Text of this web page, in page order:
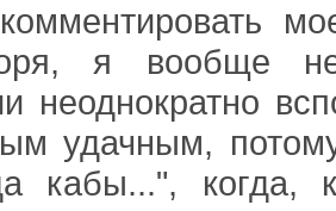
я вообще
неоднократно
удачным,
кабы...", когда,